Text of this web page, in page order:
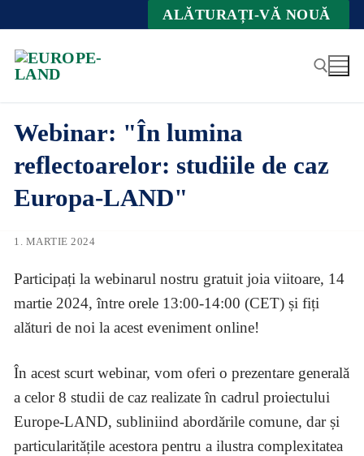
Inhalt
springen
ALĂTURAȚI-VĂ NOUĂ
Webinar: "În lumina
reflectoarelor: studiile de caz
Europa-LAND"
1. MARTIE 2024
Participați la webinarul nostru gratuit joia viitoare, 14
martie 2024, între orele 13:00-14:00 (CET) și fiți
alături de noi la acest eveniment online!
În acest scurt webinar, vom oferi o prezentare generală
a celor 8 studii de caz realizate în cadrul proiectului
Europe-LAND, subliniind abordările comune, dar și
particularitățile acestora pentru a ilustra complexitatea